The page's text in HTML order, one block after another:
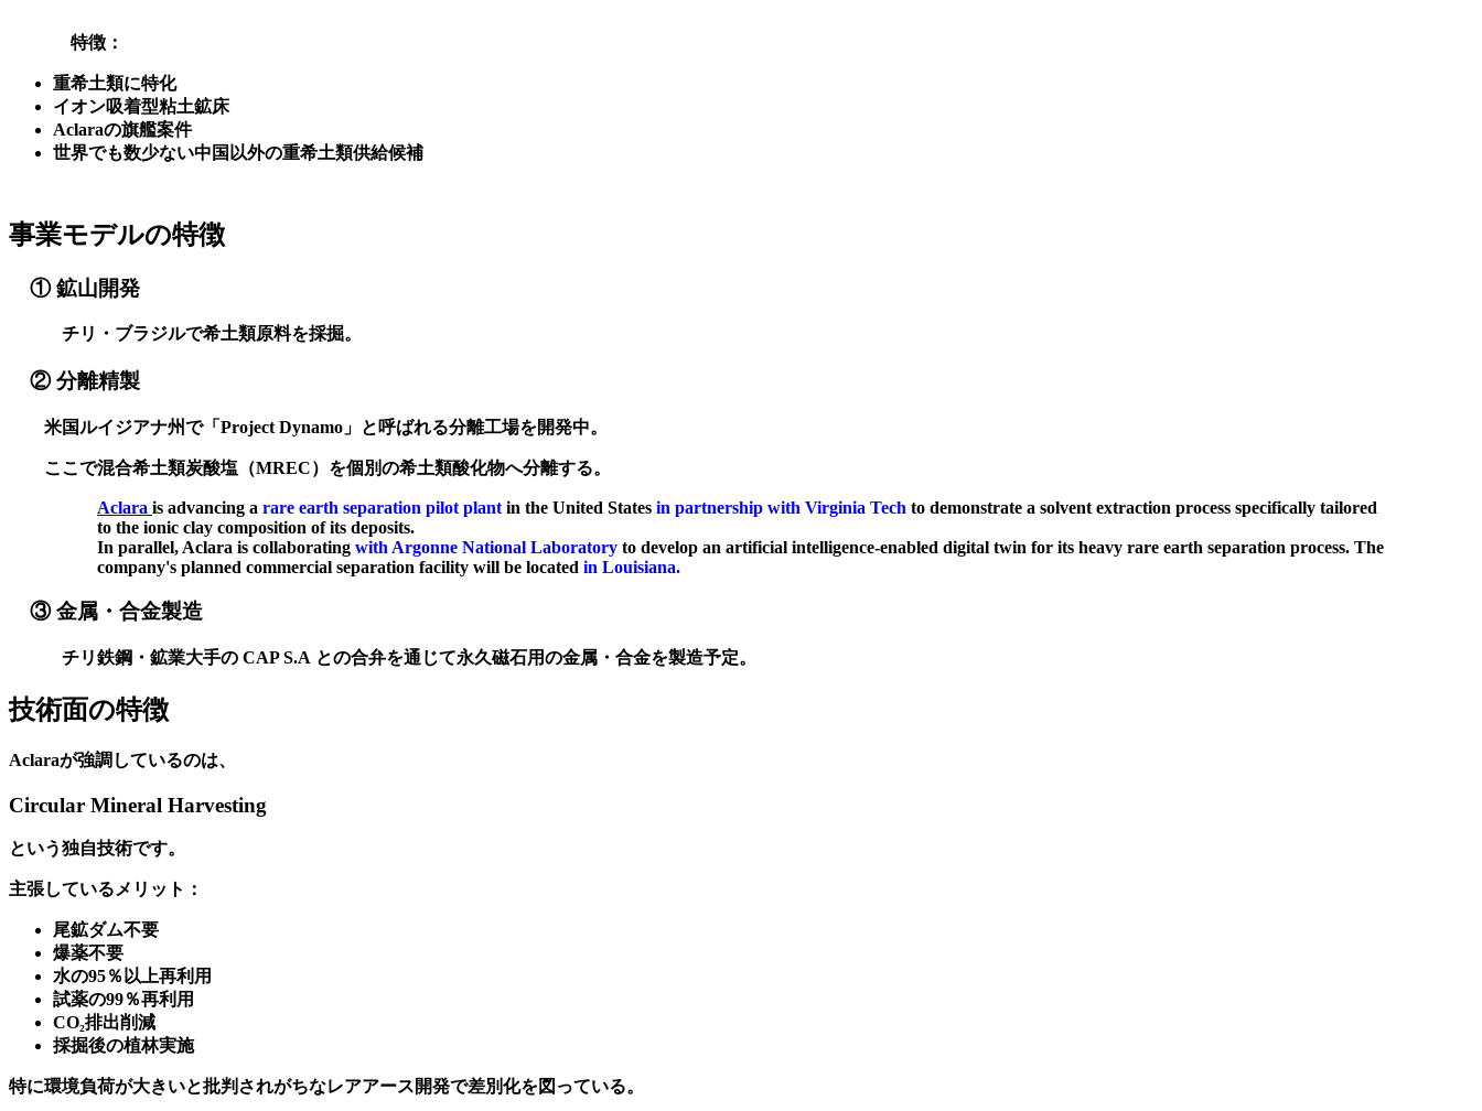
特徴：
重希土類に特化
イオン吸着型粘土鉱床
Aclaraの旗艦案件
世界でも数少ない中国以外の重希土類供給候補
事業モデルの特徴
① 鉱山開発
チリ・ブラジルで希土類原料を採掘。
② 分離精製
米国ルイジアナ州で「Project Dynamo」と呼ばれる分離工場を開発中。
ここで混合希土類炭酸塩（MREC）を個別の希土類酸化物へ分離する。
Aclara is advancing a rare earth separation pilot plant in the United States in partnership with Virginia Tech to demonstrate a solvent extraction process specifically tailored
to the ionic clay composition of its deposits.
In parallel, Aclara is collaborating with Argonne National Laboratory to develop an artificial intelligence-enabled digital twin for its heavy rare earth separation process. The
company's planned commercial separation facility will be located in Louisiana.
③ 金属・合金製造
チリ鉄鋼・鉱業大手の CAP S.A との合弁を通じて永久磁石用の金属・合金を製造予定。
技術面の特徴
Aclaraが強調しているのは、
Circular Mineral Harvesting
という独自技術です。
主張しているメリット：
尾鉱ダム不要
爆薬不要
水の95％以上再利用
試薬の99％再利用
CO₂排出削減
採掘後の植林実施
特に環境負荷が大きいと批判されがちなレアアース開発で差別化を図っている。